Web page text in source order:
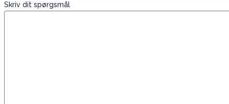
Skriv dit spørgsmål